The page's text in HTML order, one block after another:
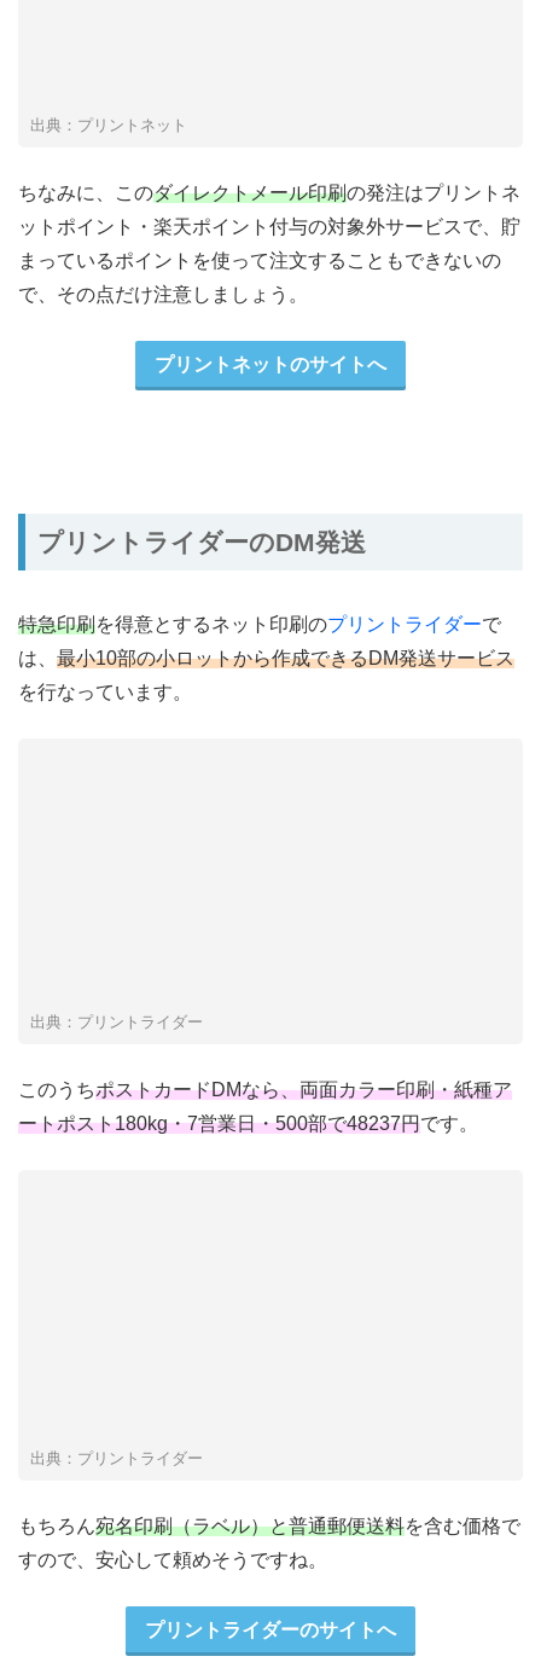
出典：プリントネット
ちなみに、このダイレクトメール印刷の発注はプリントネ
ットポイント・楽天ポイント付与の対象外サービスで、貯
まっているポイントを使って注文することもできないの
で、その点だけ注意しましょう。
プリントネットのサイトへ
プリントライダーのDM発送
特急印刷を得意とするネット印刷のプリントライダーで
は、 最小10部の小ロットから作成できるDM発送サービス
を行なっています。
出典：プリントライダー
このうちポストカードDMなら、両面カラー印刷・紙種ア
ートポスト180kg・7営業日・500部で48237円です。
出典：プリントライダー
もちろん宛名印刷（ラベル）と普通郵便送料を含む価格で
すので、安心して頼めそうですね。
プリントライダーのサイトへ